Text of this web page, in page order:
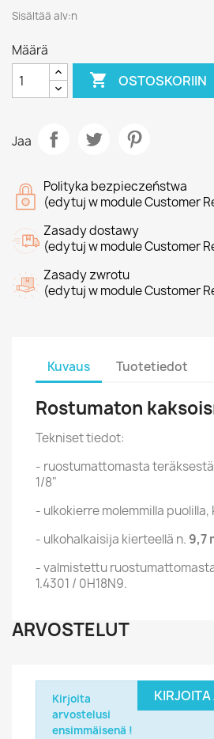
Sisältää alv:n
Määrä
 OSTOSKORIIN
Jaa
Polityka bezpieczeństwa
(edytuj w module Customer
Zasady dostawy
(edytuj w module Customer
Zasady zwrotu
(edytuj w module Customer
Kuvaus Tuotetiedot
Rostumaton
Tekniset tiedot:
- ruostumattomasta
1/8"
- ulkokierre molemmilla puolilla,
- ulkohalkaisija kierteellä n. 9,7
- valmistettu
1.4301 / 0H18N9.
ARVOSTELUT
Kirjoita
arvostelusi
ensimmäisenä !